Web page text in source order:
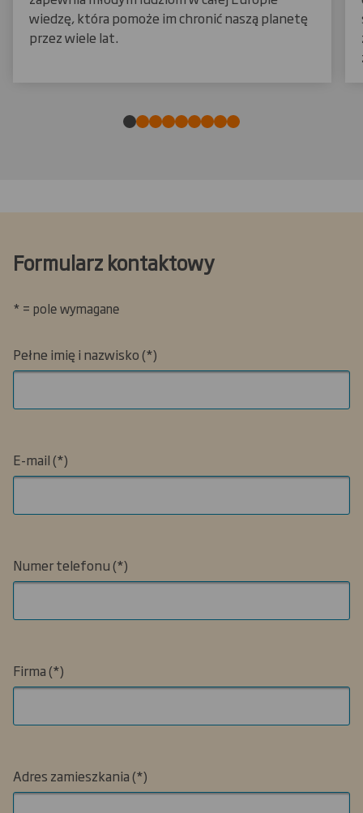
wiedzę, która pomoże im chronić naszą planetę
przez wiele lat.
Formularz kontaktowy
* = pole wymagane
Pełne imię i nazwisko
E-mail
Numer telefonu
Firma
Adres zamieszkania